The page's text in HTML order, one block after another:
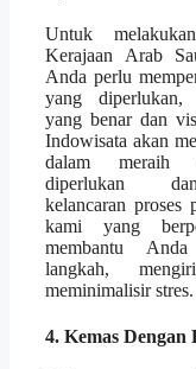
Untuk
Kerajaan Arab
Anda perlu
yang diperlukan,
yang benar dan
Indowisata akan
dalam meraih
diperlukan
kelancaran proses
kami yang
membantu
langkah,
meminimalisir stres.
4. Kemas Dengan